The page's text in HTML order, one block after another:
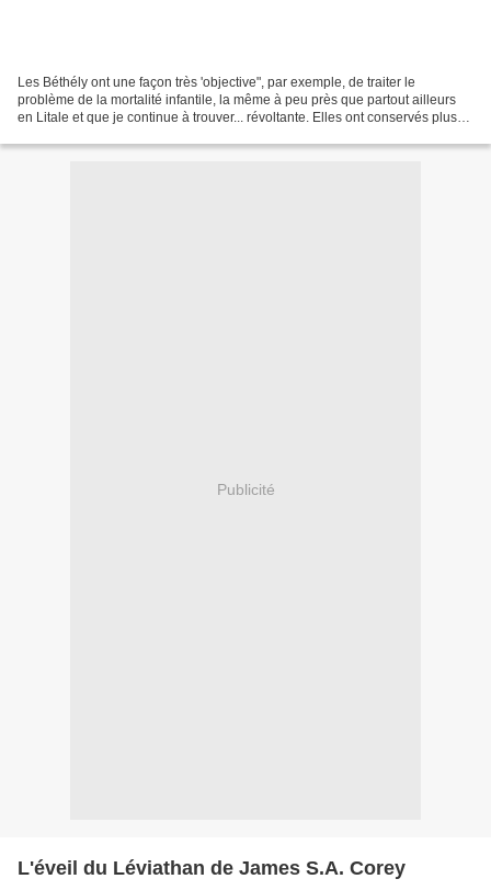
Les Béthély ont une façon très 'objective", par exemple, de traiter le
problème de la mortalité infantile, la même à peu près que partout ailleurs
en Litale et que je continue à trouver... révoltante. Elles ont conservés plus
Publicité
L'éveil du Léviathan de James S.A. Corey